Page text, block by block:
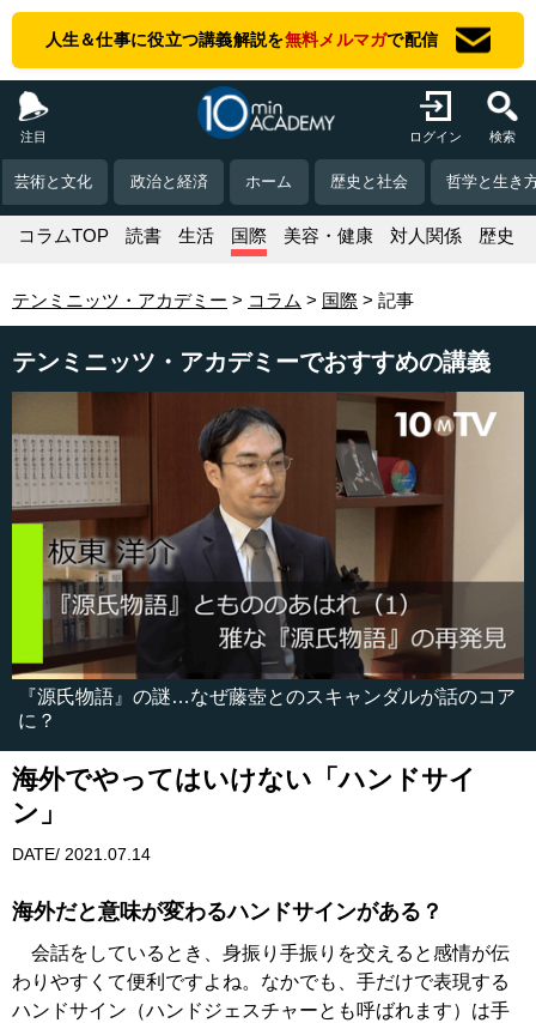
人生＆仕事に役立つ講義解説を無料メルマガで配信
注目 ログイン 検索
芸術と文化 政治と経済 ホーム 歴史と社会 哲学と生き
コラムTOP 読書 生活 国際 美容・健康 対人関係 歴史
テンミニッツ・アカデミー コラム 国際 記事
テンミニッツ・アカデミーでおすすめの講義
『源氏物語』の謎…なぜ藤壺とのスキャンダルが話のコア
に？
海外でやってはいけない「ハンドサイ
ン」
DATE/ 2021.07.14
海外だと意味が変わるハンドサインがある？
会話をしているとき、身振り手振りを交えると感情が伝
わりやすくて便利ですよね。なかでも、手だけで表現する
ハンドサイン（ハンドジェスチャーとも呼ばれます）は手